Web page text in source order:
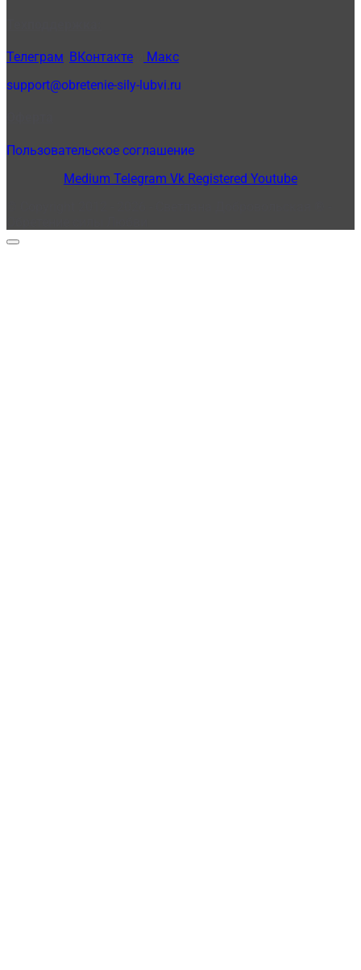
Телеграм ВКонтакте
Макс
support@obretenie-sily-lubvi.ru
Пользовательское соглашение
Medium Telegram Vk Registered Youtube